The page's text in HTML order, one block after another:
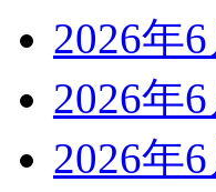
2026年
2026年
2026年